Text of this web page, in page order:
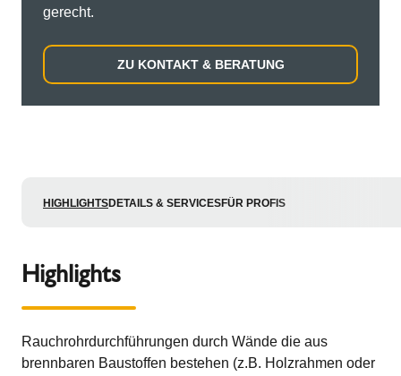
gerecht.
ZU KONTAKT & BERATUNG
HIGHLIGHTSDETAILS & SERVICESFÜR PROFIS
Highlights
Rauchrohrdurchführungen durch Wände die aus
brennbaren Baustoffen bestehen (z.B. Holzrahmen oder